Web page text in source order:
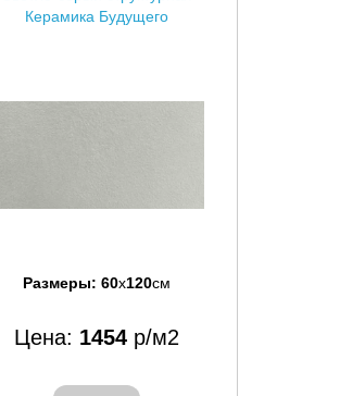
Керамика Будущего
Размеры: 60x120см
Цена: 1454 р/м2